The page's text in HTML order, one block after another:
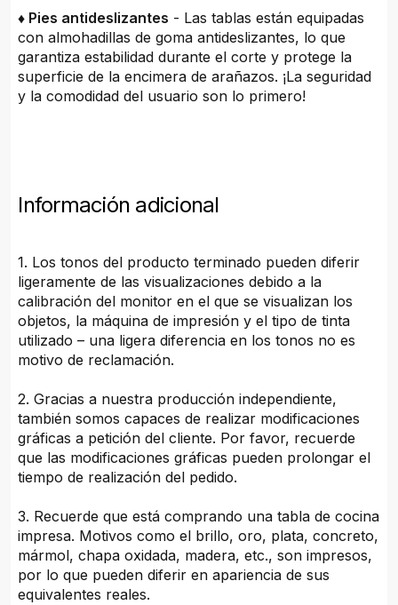
♦ Pies antideslizantes - Las tablas están equipadas
con almohadillas de goma antideslizantes, lo que
garantiza estabilidad durante el corte y protege la
superficie de la encimera de arañazos. ¡La seguridad
y la comodidad del usuario son lo primero!
Información adicional
1. Los tonos del producto terminado pueden diferir
ligeramente de las visualizaciones debido a la
calibración del monitor en el que se visualizan los
objetos, la máquina de impresión y el tipo de tinta
utilizado – una ligera diferencia en los tonos no es
motivo de reclamación.
2. Gracias a nuestra producción independiente,
también somos capaces de realizar modificaciones
gráficas a petición del cliente. Por favor, recuerde
que las modificaciones gráficas pueden prolongar el
tiempo de realización del pedido.
3. Recuerde que está comprando una tabla de cocina
impresa. Motivos como el brillo, oro, plata, concreto,
mármol, chapa oxidada, madera, etc., son impresos,
por lo que pueden diferir en apariencia de sus
equivalentes reales.